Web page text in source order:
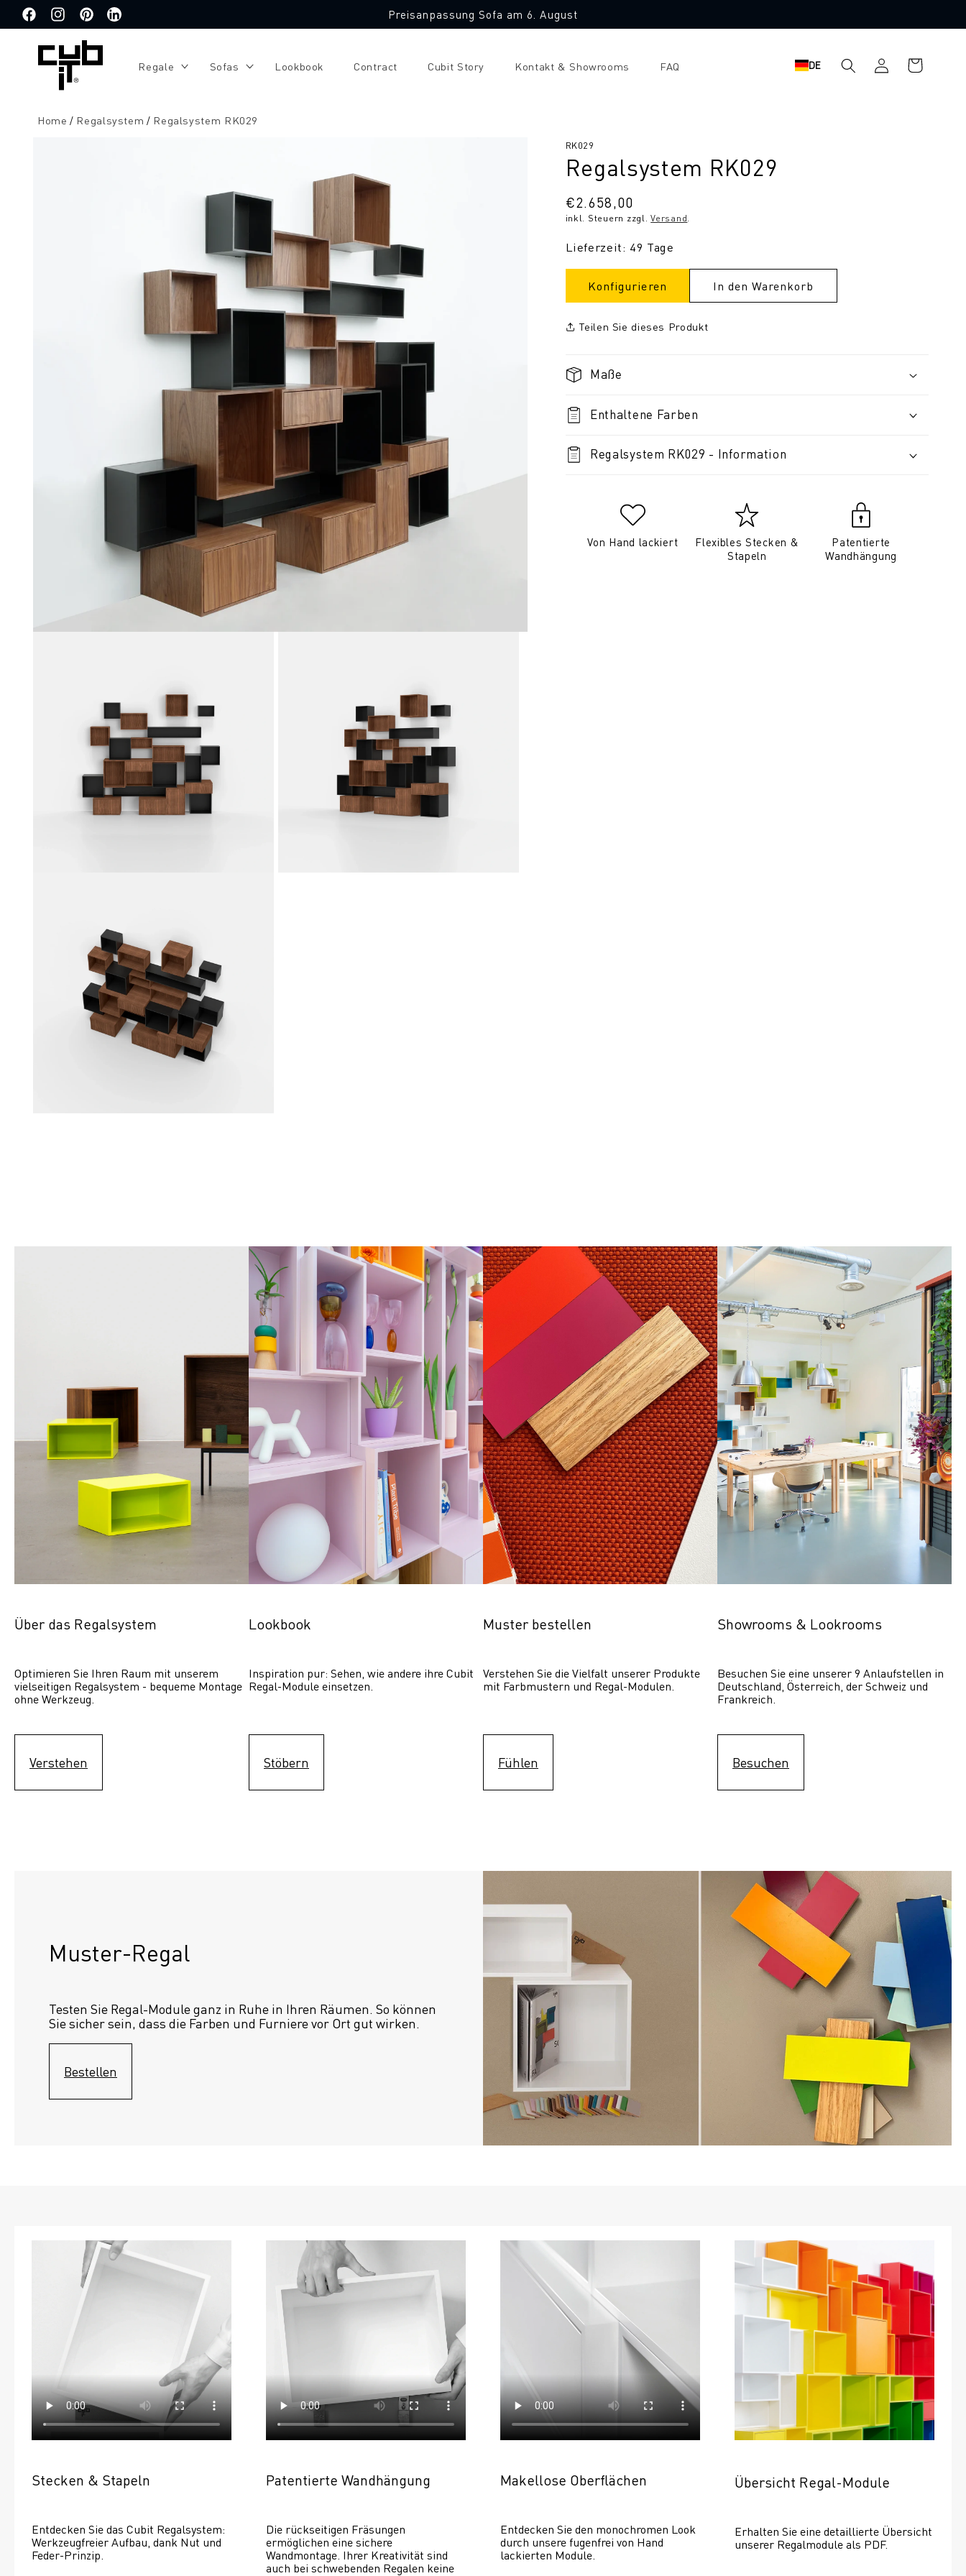
zum
Inhalt
FacebookInstagramPinterestTranslation
Preisanpassung Sofa am 6. August
Regale Sofas Lookbook Contract Cubit Story Kontakt & Showrooms FAQ DE EinloggenWarenkorb
Home Regalsystem Regalsystem RK029
SKU:
RK029
Regalsystem RK029
Normaler
Preis
€2.658,00
inkl. Steuern zzgl.Versand.
Lieferzeit: 49 Tage
Konfigurieren In den Warenkorb
Teilen Sie dieses Produkt
Maße
Enthaltene Farben
Regalsystem RK029 - Information
Von Hand lackiert
Flexibles Stecken &
Stapeln
Patentierte
Wandhängung
Über das Regalsystem
Optimieren Sie Ihren Raum mit unserem
vielseitigen Regalsystem - bequeme Montage
ohne Werkzeug.
Verstehen
Lookbook
Inspiration pur: Sehen, wie andere ihre Cubit
Regal-Module einsetzen.
Stöbern
Muster bestellen
Verstehen Sie die Vielfalt unserer Produkte
mit Farbmustern und Regal-Modulen.
Fühlen
Showrooms & Lookrooms
Besuchen Sie eine unserer 9 Anlaufstellen in
Deutschland, Österreich, der Schweiz und
Frankreich.
Besuchen
Muster-Regal
Testen Sie Regal-Module ganz in Ruhe in Ihren Räumen. So können
Sie sicher sein, dass die Farben und Furniere vor Ort gut wirken.
Bestellen
Stecken & Stapeln
Entdecken Sie das Cubit Regalsystem:
Werkzeugfreier Aufbau, dank Nut und
Feder-Prinzip.
Patentierte Wandhängung
Die rückseitigen Fräsungen
ermöglichen eine sichere
Wandmontage. Ihrer Kreativität sind
auch bei schwebenden Regalen keine
Makellose Oberflächen
Entdecken Sie den monochromen Look
durch unsere fugenfrei von Hand
lackierten Module.
Übersicht Regal-Module
Erhalten Sie eine detaillierte Übersicht
unserer Regalmodule als PDF.